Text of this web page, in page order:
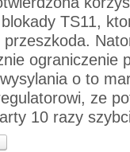
TS11,
przeszkoda.
ograniczenie
o to
ze
10 razy